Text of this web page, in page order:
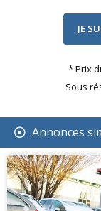
* Prix
Sous
Annonces